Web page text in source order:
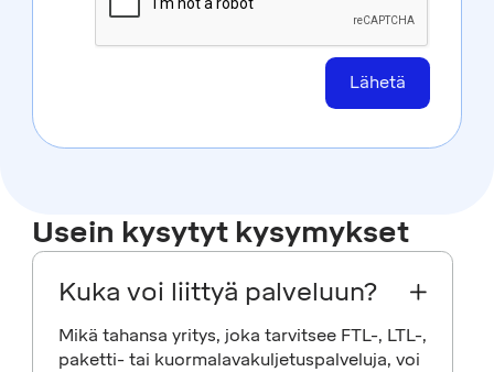
Usein kysytyt kysymykset
Kuka voi liittyä palveluun?
Mikä tahansa yritys, joka tarvitsee FTL-, LTL-,
paketti- tai kuormalavakuljetuspalveluja, voi